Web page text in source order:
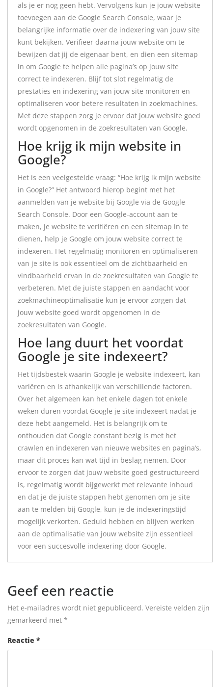
als je er nog geen hebt. Vervolgens kun je jouw website
toevoegen aan de Google Search Console, waar je
belangrijke informatie over de indexering van jouw site
kunt bekijken. Verifieer daarna jouw website om te
bewijzen dat jij de eigenaar bent, en dien een sitemap
in om Google te helpen alle pagina’s op jouw site
correct te indexeren. Blijf tot slot regelmatig de
prestaties en indexering van jouw site monitoren en
optimaliseren voor betere resultaten in zoekmachines.
Met deze stappen zorg je ervoor dat jouw website goed
wordt opgenomen in de zoekresultaten van Google.
Hoe krijg ik mijn website in
Google?
Het is een veelgestelde vraag: “Hoe krijg ik mijn website
in Google?” Het antwoord hierop begint met het
aanmelden van je website bij Google via de Google
Search Console. Door een Google-account aan te
maken, je website te verifiëren en een sitemap in te
dienen, help je Google om jouw website correct te
indexeren. Het regelmatig monitoren en optimaliseren
van je site is ook essentieel om de zichtbaarheid en
vindbaarheid ervan in de zoekresultaten van Google te
verbeteren. Met de juiste stappen en aandacht voor
zoekmachineoptimalisatie kun je ervoor zorgen dat
jouw website goed wordt opgenomen in de
zoekresultaten van Google.
Hoe lang duurt het voordat
Google je site indexeert?
Het tijdsbestek waarin Google je website indexeert, kan
variëren en is afhankelijk van verschillende factoren.
Over het algemeen kan het enkele dagen tot enkele
weken duren voordat Google je site indexeert nadat je
deze hebt aangemeld. Het is belangrijk om te
onthouden dat Google constant bezig is met het
crawlen en indexeren van nieuwe websites en pagina’s,
maar dit proces kan wat tijd in beslag nemen. Door
ervoor te zorgen dat jouw website goed gestructureerd
is, regelmatig wordt bijgewerkt met relevante inhoud
en dat je de juiste stappen hebt genomen om je site
aan te melden bij Google, kun je de indexeringstijd
mogelijk verkorten. Geduld hebben en blijven werken
aan de optimalisatie van jouw website zijn essentieel
voor een succesvolle indexering door Google.
Geef een reactie
Het e-mailadres wordt niet gepubliceerd. Vereiste velden zijn
gemarkeerd met *
Reactie *